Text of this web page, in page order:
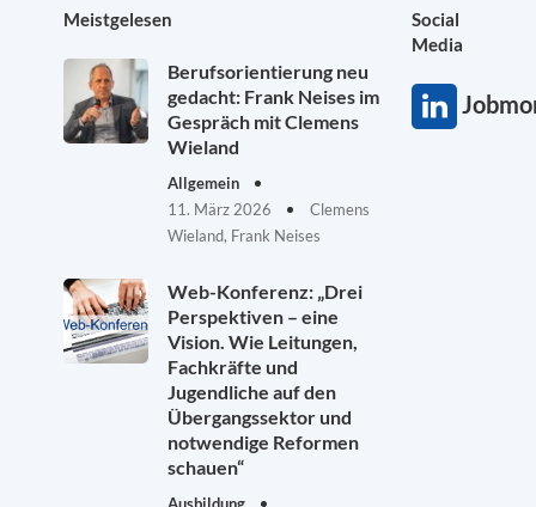
Meistgelesen
Berufsorientierung neu
gedacht: Frank Neises im
Gespräch mit Clemens
Wieland
Allgemein
11. März 2026
Clemens
Wieland, Frank Neises
Web-Konferenz: „Drei
Perspektiven – eine
Vision. Wie Leitungen,
Fachkräfte und
Jugendliche auf den
Übergangssektor und
notwendige Reformen
schauen“
Ausbildung
Social
Media